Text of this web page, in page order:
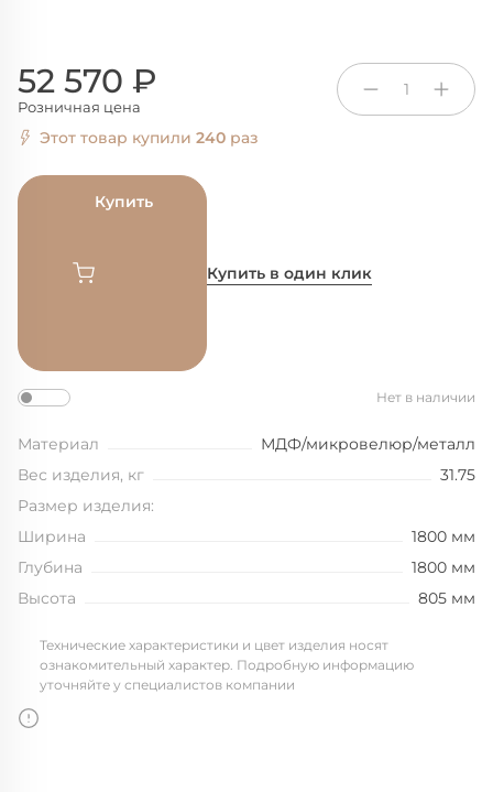
52 570 ₽
Розничная цена
1
Этот товар купили 240 раз
Купить
Купить в один клик
Нет в наличии
Материал
МДФ/микровелюр/металл
Вес изделия, кг
31.75
Размер изделия:
Ширина
1800 мм
Глубина
1800 мм
Высота
805 мм
Технические характеристики и цвет изделия носят
ознакомительный характер. Подробную информацию
уточняйте у специалистов компании